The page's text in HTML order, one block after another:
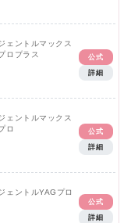
ェントルマックス
ロプラス
公式
詳細
ェントルマックス
ロ
公式
詳細
ェントルYAGプロ
公式
詳細